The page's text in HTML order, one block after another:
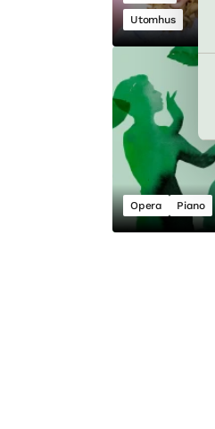
Utomhus
Opera Piano